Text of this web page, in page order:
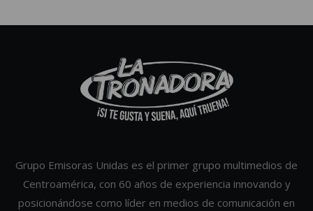
Grupo Emisoras Unidas es el primer grupo multimedios de
Centroamérica, con 60 años de experiencia innovando y
posicionándose como líder en medios de comunicación en